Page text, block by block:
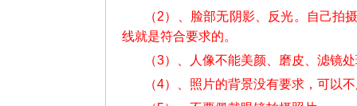
（2）、脸部无阴影、反光。自己拍
线就是符合要求的。
（3）、人像不能美颜、磨皮、滤镜
（4）、照片的背景没有要求，可以